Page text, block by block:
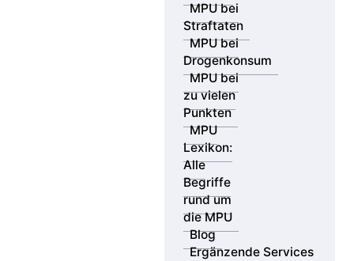
MPU bei
Straftaten
MPU bei
Drogenkonsum
MPU bei
zu vielen
Punkten
MPU
Lexikon:
Alle
Begriffe
rund um
die MPU
Blog
Ergänzende Services
Testvarianten nach
Nachweisdauer – flexibel &
MPU-konform
Wählen Sie Ihre Nachweisdauer – ideal für 4- bis 15-monatige
Abstinenzprogramme.